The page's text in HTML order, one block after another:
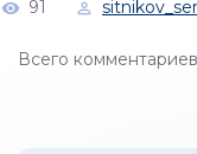
91
Всего комментариев